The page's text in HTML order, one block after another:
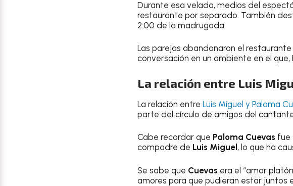
Durante esa velada, medios del
restaurante por separado. También
2:00 de la madrugada.
Las parejas abandonaron el
conversación en un ambiente en el que,
La relación entre Luis
La relación entre Luis Miguel y Paloma
parte del círculo de amigos del
Cabe recordar que Paloma Cuevas fue
compadre de Luis Miguel , lo que ha
Se sabe que Cuevas era el “amor
amores para que pudieran estar juntos